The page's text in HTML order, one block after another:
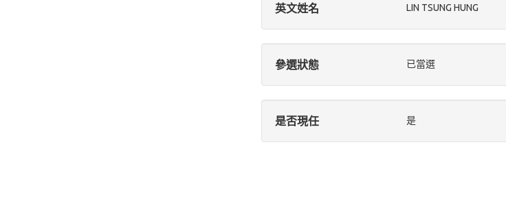
英文姓名 LIN TSUNG HUNG
參選狀態 已當選
是否現任 是